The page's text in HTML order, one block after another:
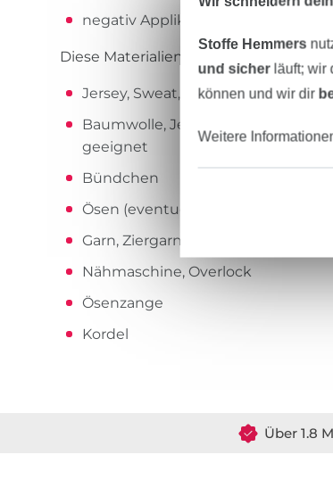
negativ Applikation im destroyed
Diese Materialien brauchst du zu
Jersey, Sweat, Nicci, Fleece oder
Baumwolle, Jeans, Cord, Leinen,
geeignet
Bündchen
Ösen (eventuell, je nach Bündchen
Garn, Ziergarn
Nähmaschine, Overlock
Ösenzange
Kordel
Über 1.8
Stoffe Hemmers
und sicherläuft; wir
können und wir dir
Weitere